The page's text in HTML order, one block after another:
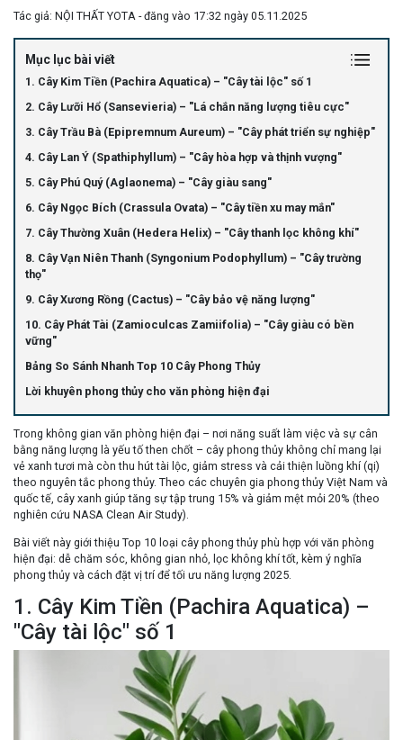
Tác giả: NỘI THẤT YOTA - đăng vào 17:32 ngày 05.11.2025
Mục lục bài viết
1. Cây Kim Tiền (Pachira Aquatica) – "Cây tài lộc" số 1
2. Cây Lưỡi Hổ (Sansevieria) – "Lá chắn năng lượng tiêu cực"
3. Cây Trầu Bà (Epipremnum Aureum) – "Cây phát triển sự nghiệp"
4. Cây Lan Ý (Spathiphyllum) – "Cây hòa hợp và thịnh vượng"
5. Cây Phú Quý (Aglaonema) – "Cây giàu sang"
6. Cây Ngọc Bích (Crassula Ovata) – "Cây tiền xu may mắn"
7. Cây Thường Xuân (Hedera Helix) – "Cây thanh lọc không khí"
8. Cây Vạn Niên Thanh (Syngonium Podophyllum) – "Cây trường
thọ"
9. Cây Xương Rồng (Cactus) – "Cây bảo vệ năng lượng"
10. Cây Phát Tài (Zamioculcas Zamiifolia) – "Cây giàu có bền
vững"
Bảng So Sánh Nhanh Top 10 Cây Phong Thủy
Lời khuyên phong thủy cho văn phòng hiện đại
Trong không gian văn phòng hiện đại – nơi năng suất làm việc và sự cân
bằng năng lượng là yếu tố then chốt – cây phong thủy không chỉ mang lại
vẻ xanh tươi mà cònthu hút tài lộc, giảm stress và cải thiện luồng khí (qi)
theo nguyên tắc phong thủy. Theo các chuyên gia phong thủy Việt Nam và
quốc tế, cây xanh giúptăng sự tập trung 15% và giảm mệt mỏi 20% (theo
nghiên cứu NASA Clean Air Study).
Bài viết này giới thiệu Top 10 loại cây phong thủy phù hợp với văn phòng
hiện đại: dễ chăm sóc, không gian nhỏ, lọc không khí tốt , kèm ý nghĩa
phong thủy và cách đặt vị trí đểtối ưu năng lượng 2025
1. Cây Kim Tiền (Pachira Aquatica) –
"Cây tài lộc" số 1